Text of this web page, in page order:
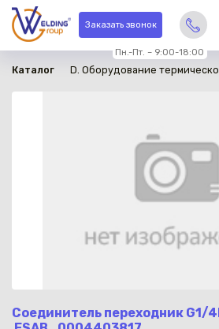
Заказать звонок
Пн.-Пт. – 9:00-18:00
Каталог D. Оборудование
Соединитель переходник G1/
в наличии